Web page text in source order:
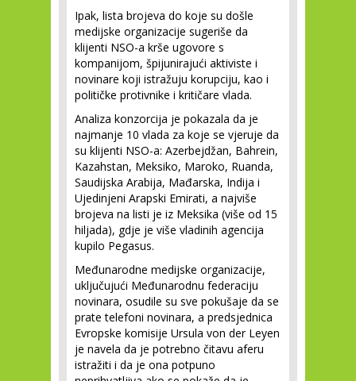
Ipak, lista brojeva do koje su došle
medijske organizacije sugeriše da
klijenti NSO-a krše ugovore s
kompanijom, špijunirajući aktiviste i
novinare koji istražuju korupciju, kao i
političke protivnike i kritičare vlada.
Analiza konzorcija je pokazala da je
najmanje 10 vlada za koje se vjeruje da
su klijenti NSO-a: Azerbejdžan, Bahrein,
Kazahstan, Meksiko, Maroko, Ruanda,
Saudijska Arabija, Mađarska, Indija i
Ujedinjeni Arapski Emirati, a najviše
brojeva na listi je iz Meksika (više od 15
hiljada), gdje je više vladinih agencija
kupilo Pegasus.
Međunarodne medijske organizacije,
uključujući Međunarodnu federaciju
novinara, osudile su sve pokušaje da se
prate telefoni novinara, a predsjednica
Evropske komisije Ursula von der Leyen
je navela da je potrebno čitavu aferu
istražiti i da je ona potpuno